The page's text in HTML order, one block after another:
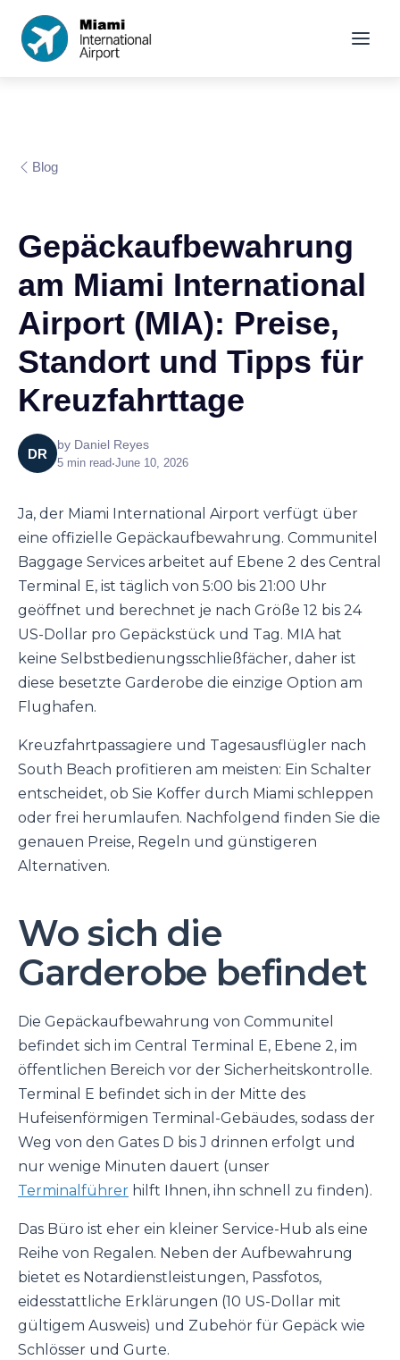
Blog
Gepäckaufbewahrung
am Miami International
Airport (MIA): Preise,
Standort und Tipps für
Kreuzfahrttage
DR
by Daniel Reyes
5 min read•June 10, 2026
Ja, der Miami International Airport verfügt über
eine offizielle Gepäckaufbewahrung. Communitel
Baggage Services arbeitet auf Ebene 2 des Central
Terminal E, ist täglich von 5:00 bis 21:00 Uhr
geöffnet und berechnet je nach Größe 12 bis 24
US-Dollar pro Gepäckstück und Tag. MIA hat
keine Selbstbedienungsschließfächer, daher ist
diese besetzte Garderobe die einzige Option am
Flughafen.
Kreuzfahrtpassagiere und Tagesausflügler nach
South Beach profitieren am meisten: Ein Schalter
entscheidet, ob Sie Koffer durch Miami schleppen
oder frei herumlaufen. Nachfolgend finden Sie die
genauen Preise, Regeln und günstigeren
Alternativen.
Wo sich die
Garderobe befindet
Die Gepäckaufbewahrung von Communitel
befindet sich im Central Terminal E, Ebene 2, im
öffentlichen Bereich vor der Sicherheitskontrolle.
Terminal E befindet sich in der Mitte des
Hufeisenförmigen Terminal-Gebäudes, sodass der
Weg von den Gates D bis J drinnen erfolgt und
nur wenige Minuten dauert (unser
Terminalführer hilft Ihnen, ihn schnell zu finden).
Das Büro ist eher ein kleiner Service-Hub als eine
Reihe von Regalen. Neben der Aufbewahrung
bietet es Notardienstleistungen, Passfotos,
eidesstattliche Erklärungen (10 US-Dollar mit
gültigem Ausweis) und Zubehör für Gepäck wie
Schlösser und Gurte.